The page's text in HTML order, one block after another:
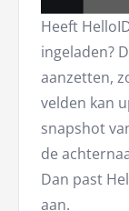
Heeft
ingeladen?
aanzetten,
velden kan
snapshot
de
Dan past
aan.